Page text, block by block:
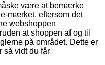
være at bemærke
mærket, eftersom det
webshoppen
at shoppen af og til
på området. Dette er
så vidt du får